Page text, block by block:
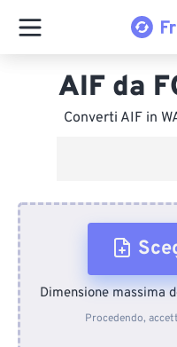
AIF da
Converti AIF in
Dimensione massima
Procedendo,